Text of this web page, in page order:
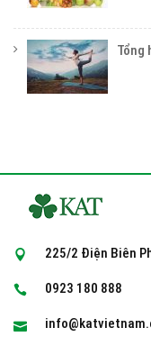
Tổng
225/2 Điện Biên
0923 180 888